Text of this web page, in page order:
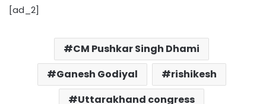
[ad_2]
CM Pushkar Singh Dhami
Ganesh Godiyal
rishikesh
Uttarakhand congress